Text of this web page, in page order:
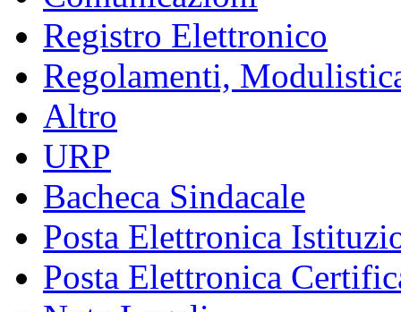
Registro Elettronico
Regolamenti,
Altro
URP
Bacheca Sindacale
Posta Elettronica
Posta Elettronica